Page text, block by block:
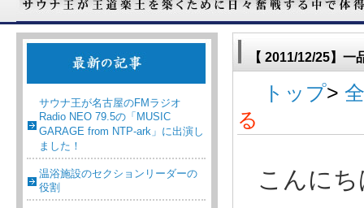
サウナ王が名古屋のFMラジオ
Radio NEO 79.5の「MUSIC
GARAGE from NTP-ark」に出演し
ました！
温浴施設のセクションリーダーの
役割
【 2011/12/25】
トップ>
る
こんに